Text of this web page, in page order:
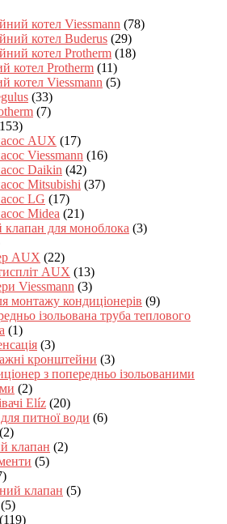
котел Viessmann (78)
котел Buderus (29)
котел Protherm (18)
котел Protherm (11)
котел Viessmann (5)
(33)
(7)
AUX (17)
Viessmann (16)
Daikin (42)
Mitsubishi (37)
LG (17)
Midea (21)
клапан для моноблока (3)
AUX (22)
AUX (13)
Viessmann (3)
монтажу кондиціонерів (9)
ізольована труба теплового
(1)
(3)
кронштейни (3)
з попередньо ізольованими
(2)
Elíz (20)
питної води (6)
(2)
клапан (2)
(5)
клапан (5)
(5)
(119)